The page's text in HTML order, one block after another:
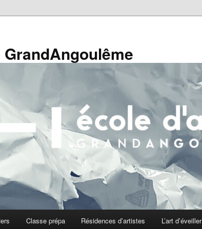
Classe prépa Résidences d’artistes L’art d’éveiller